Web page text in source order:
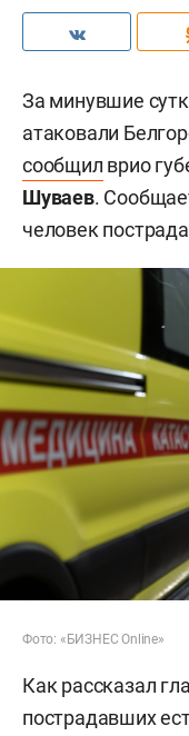
За минувшие
атаковали
сообщил врио
Шуваев.
человек
Фото: «БИЗНЕС Online»
Как рассказал
пострадавших